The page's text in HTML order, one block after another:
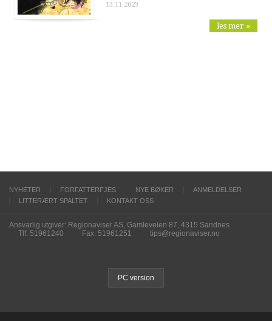
13.11.2023
les mer »
NYHETER FORFATTERFJES NYE BØKER
ANMELDELSER
LITTERÆRT SPALTET
KONTAKT OSS
Ansvarlig utgiver: Regionaviser AS, Gamleveien 87, 4315 Sandnes
Tlf. 51961240
Fax. 51961251 tips@regionaviser.no
PC version